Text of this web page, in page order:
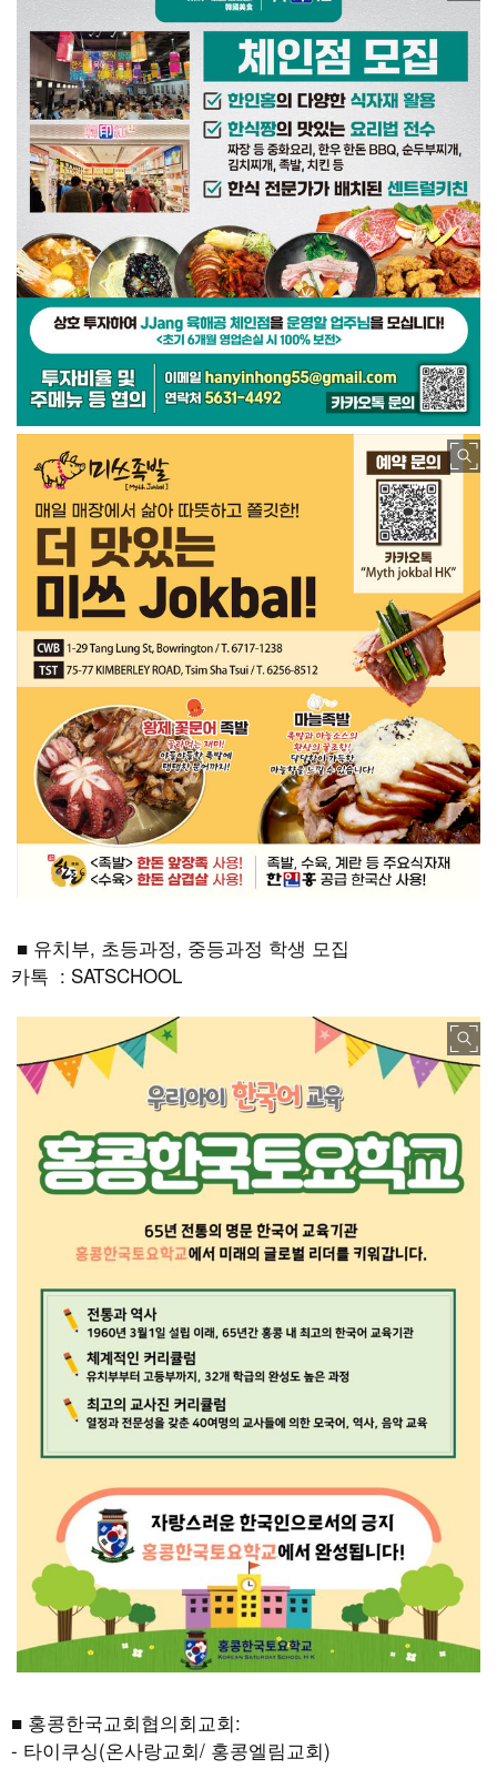
■ 유치부, 초등과정, 중등과정 학생 모집
카톡 : SATSCHOOL
■ 홍콩한국교회협의회교회:
- 타이쿠싱(온사랑교회/ 홍콩엘림교회)